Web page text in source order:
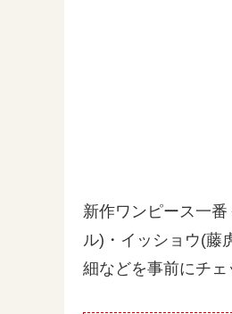
新作ワンピース一
ル)・イッショウ(藤
細などを事前にチェ